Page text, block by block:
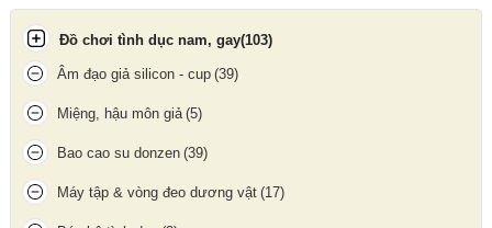
Đồ chơi tình dục nam, gay(103)
Âm đạo giả silicon - cup (39)
Miệng, hậu môn giả (5)
Bao cao su donzen (39)
Máy tập & vòng đeo dương vật (17)